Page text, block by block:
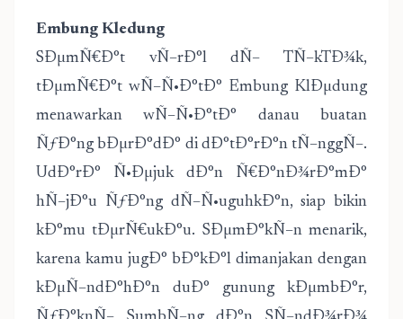
Embung Kledung
SÐµmÑ€Ð°t vÑ–rÐ°l dÑ– TÑ–kTÐ¾k,
tÐµmÑ€Ð°t wÑ–Ñ•Ð°tÐ° Embung KlÐµdung
menawarkan wÑ–Ñ•Ð°tÐ° danau buatan
ÑƒÐ°ng bÐµrÐ°dÐ° di dÐ°tÐ°rÐ°n tÑ–nggÑ–.
UdÐ°rÐ° Ñ•Ðµjuk dÐ°n Ñ€Ð°nÐ¾rÐ°mÐ°
hÑ–jÐ°u ÑƒÐ°ng dÑ–Ñ•uguhkÐ°n, siap bikin
kÐ°mu tÐµrÑ€ukÐ°u. SÐµmÐ°kÑ–n menarik,
karena kamu jugÐ° bÐ°kÐ°l dimanjakan dengan
kÐµÑ–ndÐ°hÐ°n duÐ° gunung kÐµmbÐ°r,